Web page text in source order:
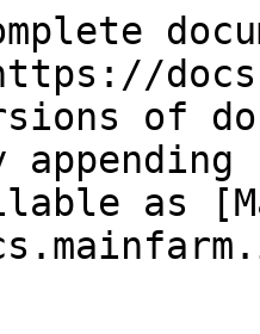
of
as